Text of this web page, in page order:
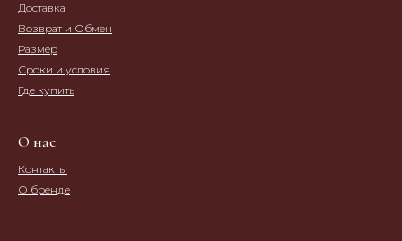
О нас
Контакты
О бренде
Где купить
Доставка
Возврат и Обмен
Размер
Сроки и условия